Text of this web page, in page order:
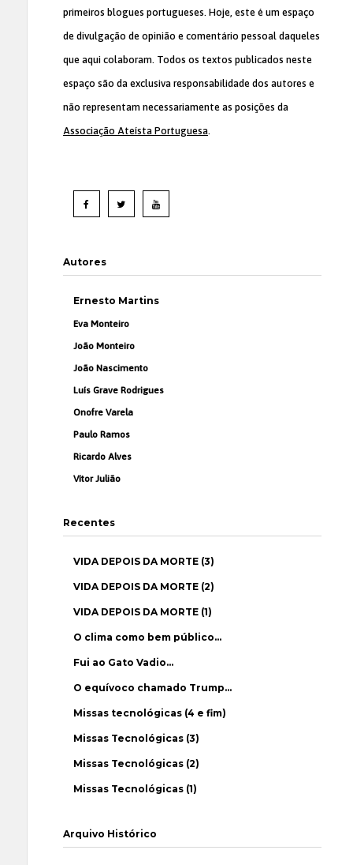
primeiros blogues portugueses. Hoje, este é um espaço
de divulgação de opinião e comentário pessoal daqueles
que aqui colaboram. Todos os textos publicados neste
espaço são da exclusiva responsabilidade dos autores e
não representam necessariamente as posições da
Associação Ateísta Portuguesa.
Autores
Ernesto Martins
Eva Monteiro
João Monteiro
João Nascimento
Luís Grave Rodrigues
Onofre Varela
Paulo Ramos
Ricardo Alves
Vítor Julião
Recentes
VIDA DEPOIS DA MORTE (3)
VIDA DEPOIS DA MORTE (2)
VIDA DEPOIS DA MORTE (1)
O clima como bem público…
Fui ao Gato Vadio…
O equívoco chamado Trump…
Missas tecnológicas (4 e fim)
Missas Tecnológicas (3)
Missas Tecnológicas (2)
Missas Tecnológicas (1)
Arquivo Histórico